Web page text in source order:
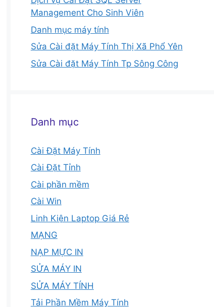
Management Cho Sinh Viên
Danh mục máy tính
Sửa Cài đặt Máy Tính Thị Xã Phổ Yên
Sửa Cài đặt Máy Tính Tp Sông Công
Danh mục
Cài Đặt Máy Tính
Cài Đặt Tỉnh
Cài phần mềm
Cài Win
Linh Kiện Laptop Giá Rẻ
MẠNG
NẠP MỰC IN
SỬA MÁY IN
SỬA MÁY TÍNH
Tải Phần Mềm Máy Tính